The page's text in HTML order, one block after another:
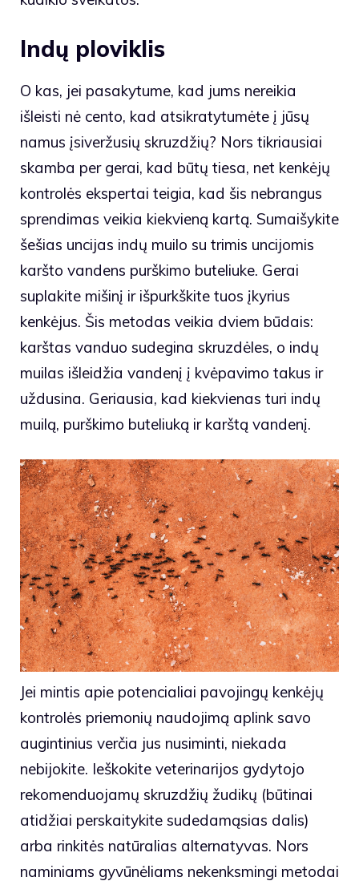
Indų ploviklis
O kas, jei pasakytume, kad jums nereikia
išleisti nė cento, kad atsikratytumėte į jūsų
namus įsiveržusių skruzdžių? Nors tikriausiai
skamba per gerai, kad būtų tiesa, net kenkėjų
kontrolės ekspertai teigia, kad šis nebrangus
sprendimas veikia kiekvieną kartą. Sumaišykite
šešias uncijas indų muilo su trimis uncijomis
karšto vandens purškimo buteliuke. Gerai
suplakite mišinį ir išpurkškite tuos įkyrius
kenkėjus. Šis metodas veikia dviem būdais:
karštas vanduo sudegina skruzdėles, o indų
muilas išleidžia vandenį į kvėpavimo takus ir
uždusina. Geriausia, kad kiekvienas turi indų
muilą, purškimo buteliuką ir karštą vandenį.
Jei mintis apie potencialiai pavojingų kenkėjų
kontrolės priemonių naudojimą aplink savo
augintinius verčia jus nusiminti, niekada
nebijokite. Ieškokite veterinarijos gydytojo
rekomenduojamų skruzdžių žudikų (būtinai
atidžiai perskaitykite sudedamąsias dalis)
arba rinkitės natūralias alternatyvas. Nors
naminiams gyvūnėliams nekenksmingi metodai